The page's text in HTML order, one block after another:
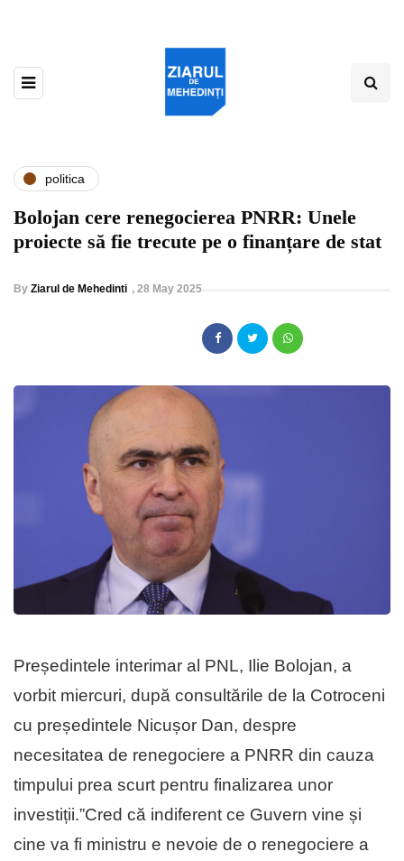
politica
Bolojan cere renegocierea PNRR: Unele
proiecte să fie trecute pe o finanțare de stat
By Ziarul de Mehedinti , 28 May 2025
Președintele interimar al PNL, Ilie Bolojan, a
vorbit miercuri, după consultările de la Cotroceni
cu președintele Nicușor Dan, despre
necesitatea de renegociere a PNRR din cauza
timpului prea scurt pentru finalizarea unor
investiții.”Cred că indiferent ce Guvern vine și
cine va fi ministru e nevoie de o renegociere a